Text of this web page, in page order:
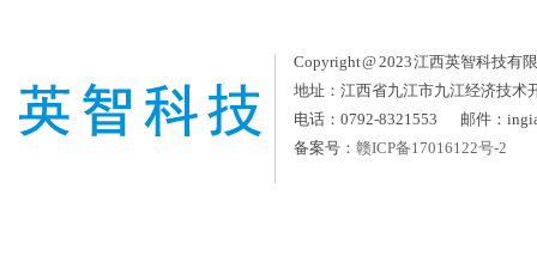
Copyright @ 2023 江西英智科技有
地址：江西省九江市九江经济技术
电话：0792-8321553 邮件：
备案号： 赣ICP备17016122号-2